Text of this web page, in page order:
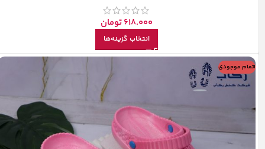
618.000تومان
انتخاب گزینه‌ها
اتمام موجودی